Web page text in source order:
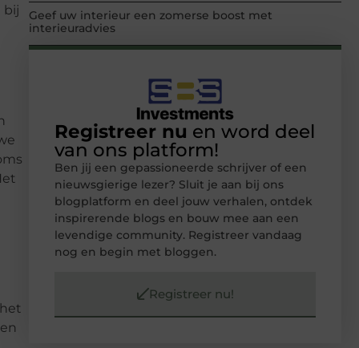
bij
Geef uw interieur een zomerse boost met
interieuradvies
Registreer nu en word deel
van ons platform!
Ben jij een gepassioneerde schrijver of een
nieuwsgierige lezer? Sluit je aan bij ons
blogplatform en deel jouw verhalen, ontdek
inspirerende blogs en bouw mee aan een
levendige community. Registreer vandaag
nog en begin met bloggen.
Registreer nu!